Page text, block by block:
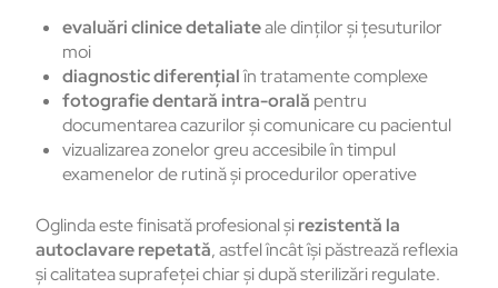
evaluări clinice detaliateale dinților și țesuturilor
moi
diagnostic diferențialîn tratamente complexe
fotografie dentară intra-orală pentru
documentarea cazurilor și comunicare cu pacientul
vizualizarea zonelor greu accesibile în timpul
examenelor de rutină și procedurilor operative
Oglinda este finisată profesional șirezistentă la
autoclavare repetată, astfel încât își păstrează reflexia
și calitatea suprafeței chiar și după sterilizări regulate.